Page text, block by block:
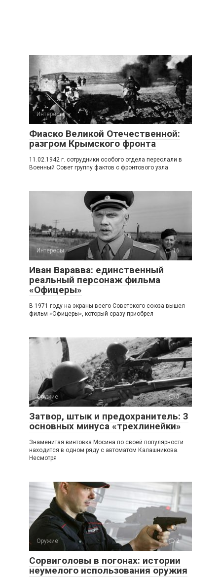
Интересы 1
Фиаско Великой Отечественной:
разгром Крымского фронта
11.02.1942 г. сотрудники особого отдела переслали в
Военный Совет группу фактов с фронтового узла
Интересы 16
Иван Варавва: единственный
реальный персонаж фильма
«Офицеры»
В 1971 году на экраны всего Советского союза вышел
фильм «Офицеры», который сразу приобрел
Оружие 0
Затвор, штык и предохранитель: 3
основных минуса «трехлинейки»
Знаменитая винтовка Мосина по своей популярности
находится в одном ряду с автоматом Калашникова.
Несмотря
Оружие 2
Сорвиголовы в погонах: истории
неумелого использования оружия